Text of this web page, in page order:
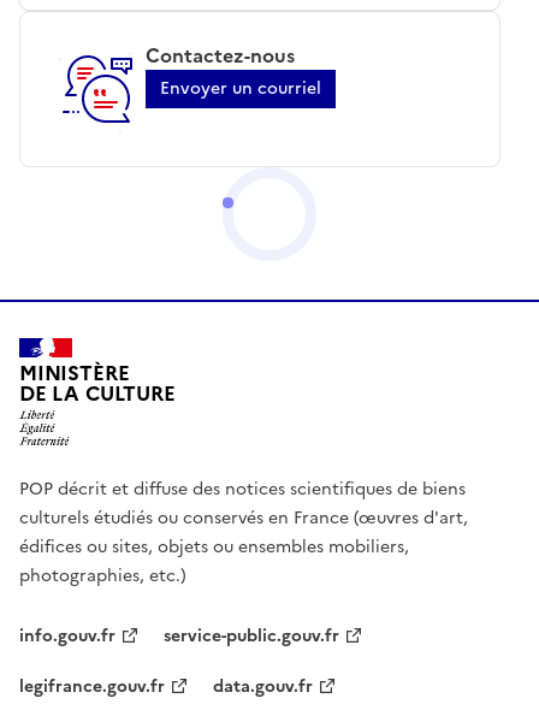
Contactez-nous
Envoyer un courriel
MINISTÈRE
DE LA CULTURE
POP décrit et diffuse des notices scientifiques de biens
culturels étudiés ou conservés en France (œuvres d'art,
édifices ou sites, objets ou ensembles mobiliers,
photographies, etc.)
info.gouv.fr
service-public.gouv.fr
legifrance.gouv.fr
data.gouv.fr